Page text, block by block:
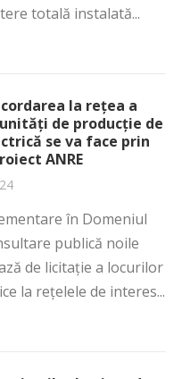
totală instalată...
la rețea a
de producție de
se va face prin
ANRE
în Domeniul
publică noile
de licitaţie a locurilor
la reţelele de interes...